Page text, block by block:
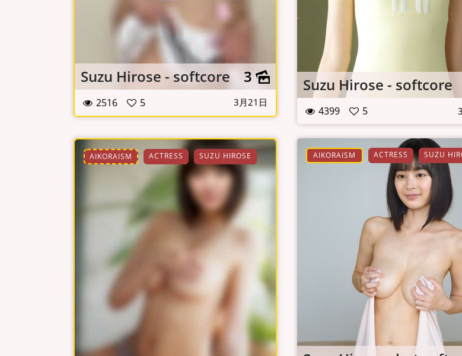
Suzu Hirose - softcore 3
2516 5 3月21日
Suzu Hirose - softcore
4399 5
AIKORAISM ACTRESS SUZU HIROSE AIKORAISM ACTRESS SUZU